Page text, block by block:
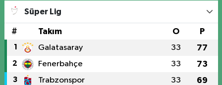
Süper Lig
# Takım O P
1 Galatasaray 33 77
2 Fenerbahçe 33 73
3 Trabzonspor 33 69